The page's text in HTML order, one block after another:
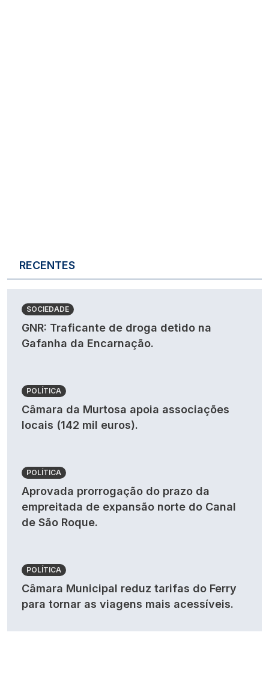
RECENTES
SOCIEDADE
GNR: Traficante de droga detido na
Gafanha da Encarnação.
POLÍTICA
Câmara da Murtosa apoia associações
locais (142 mil euros).
POLÍTICA
Aprovada prorrogação do prazo da
empreitada de expansão norte do Canal
de São Roque.
POLÍTICA
Câmara Municipal reduz tarifas do Ferry
para tornar as viagens mais acessíveis.